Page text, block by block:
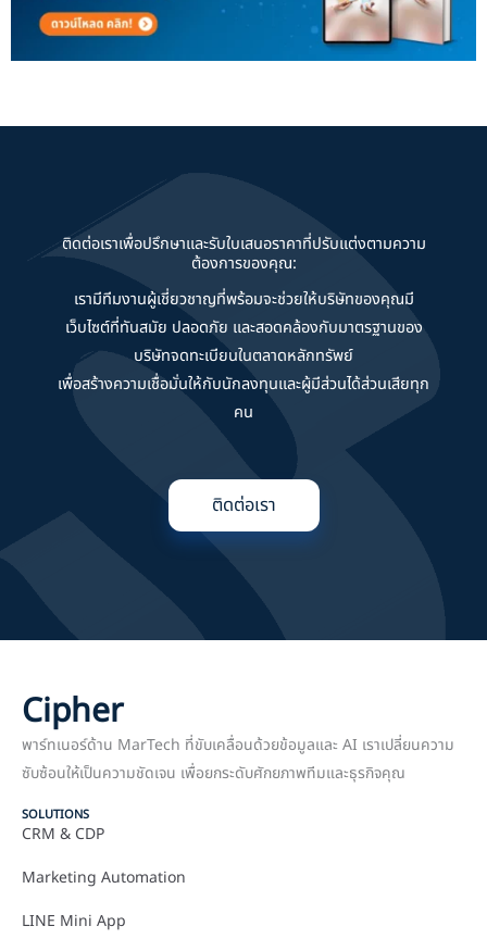
ติดต่อเราเพื่อปรึกษาและรับใบเสนอราคาที่ปรับแต่งตามความ
ต้องการของคุณ:
เรามีทีมงานผู้เชี่ยวชาญที่พร้อมจะช่วยให้บริษัทของคุณมี
เว็บไซต์ที่ทันสมัย ปลอดภัย และสอดคล้องกับมาตรฐานของ
บริษัทจดทะเบียนในตลาดหลักทรัพย์
เพื่อสร้างความเชื่อมั่นให้กับนักลงทุนและผู้มีส่วนได้ส่วนเสียทุก
คน
ติดต่อเรา
Cipher
พาร์ทเนอร์ด้าน MarTech ที่ขับเคลื่อนด้วยข้อมูลและ AI เราเปลี่ยนความ
ซับซ้อนให้เป็นความชัดเจน เพื่อยกระดับศักยภาพทีมและธุรกิจคุณ
SOLUTIONS
CRM & CDP
Marketing Automation
LINE Mini App